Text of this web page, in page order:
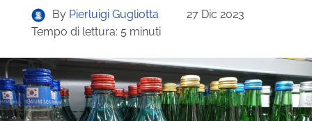
By Pierluigi Gugliotta
27 Dic 2023
Tempo di lettura: 5 minuti